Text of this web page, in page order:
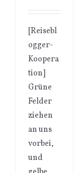
[Reisebl
ogger-
Koopera
tion]
Grüne
Felder
ziehen
an uns
vorbei,
und